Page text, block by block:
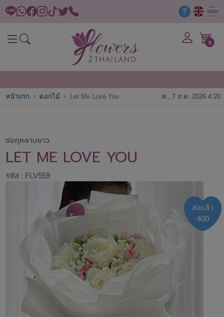
0
หน้าแรก ดอกไม้ Let Me Love You ศ., 7 ส.ค. 2026 4:20
ช่อกุหลาบขาว
LET ME LOVE YOU
รหัส : FLV559
ส่งแล้ว
400